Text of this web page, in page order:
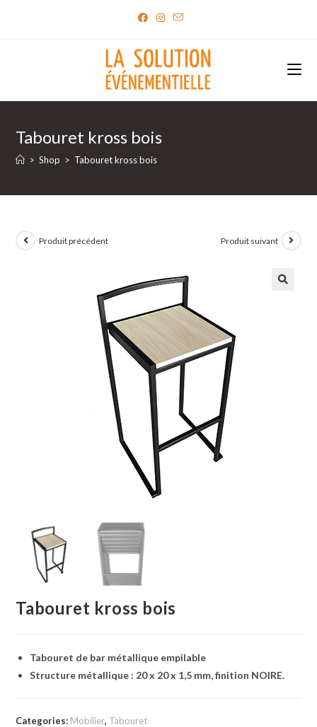
Tabouret kross bois
> Shop > Tabouret kross bois
Produit précédent Produit suivant
Tabouret kross bois
Tabouret de bar métallique empilable
Structure métallique : 20 x 20 x 1,5 mm, finition NOIRE.
Categories: Mobilier, Tabouret